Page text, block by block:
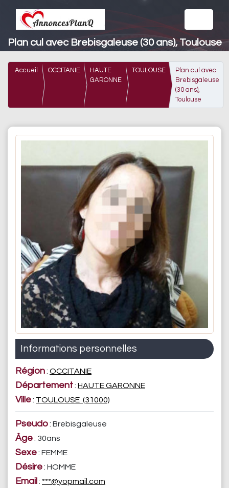
Plan cul avec Brebisgaleuse (30 ans), Toulouse
Accueil OCCITANIE
HAUTE
GARONNE
TOULOUSE
Plan cul avec
Brebisgaleuse
(30 ans),
Toulouse
Informations personnelles
Région: OCCITANIE
Département: HAUTE GARONNE
Ville: TOULOUSE (31000)
Pseudo: Brebisgaleuse
Âge: 30ans
Sexe: FEMME
Désire: HOMME
Email: ***@yopmail.com